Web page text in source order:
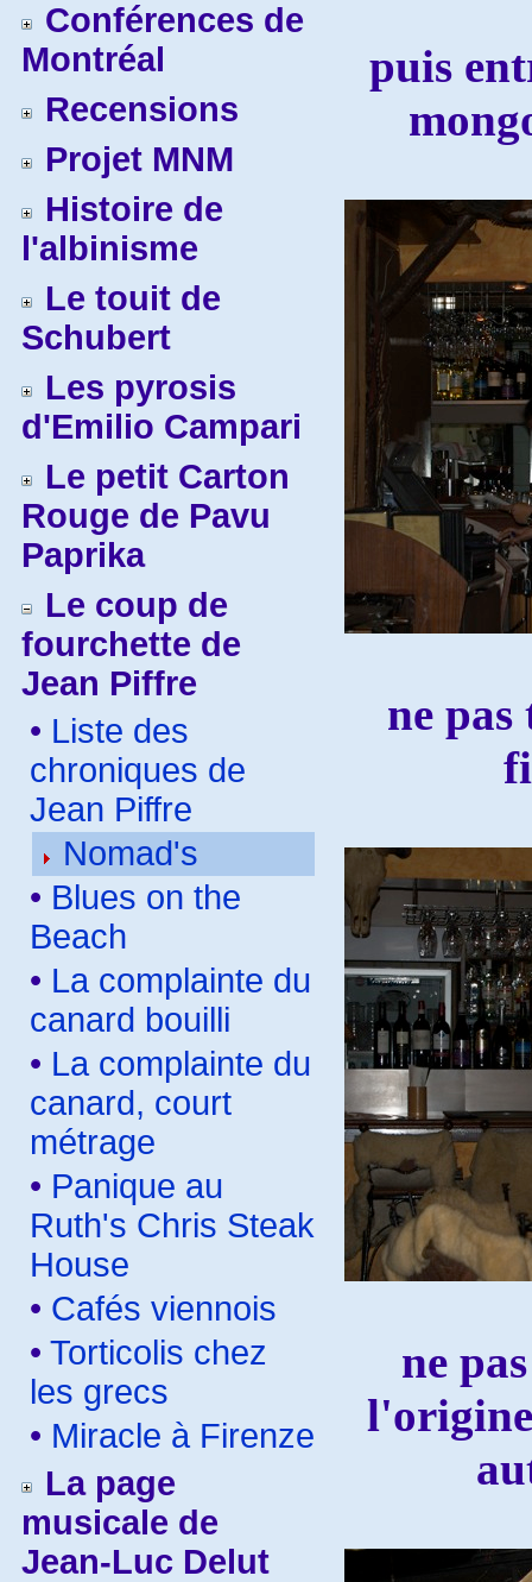
Conférences de
Montréal
Recensions
Projet MNM
Histoire de
l'albinisme
Le touit de
Schubert
Les pyrosis
d'Emilio Campari
Le petit Carton
Rouge de Pavu
Paprika
Le coup de
fourchette de
Jean Piffre
• Liste des
chroniques de
Jean Piffre
Nomad's
• Blues on the
Beach
• La complainte du
canard bouilli
• La complainte du
canard, court
métrage
• Panique au
Ruth's Chris Steak
House
• Cafés viennois
• Torticolis chez
les grecs
• Miracle à Firenze
La page
musicale de
Jean-Luc Delut
puis
ne pas
ne
l'origine